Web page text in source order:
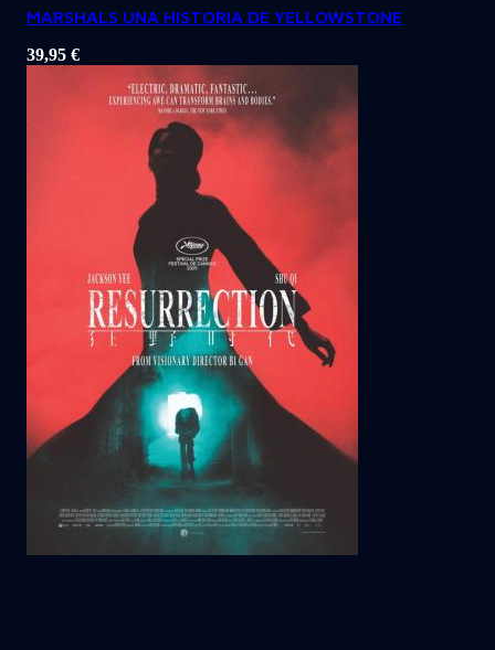
MARSHALS UNA HISTORIA DE YELLOWSTONE
39,95 €